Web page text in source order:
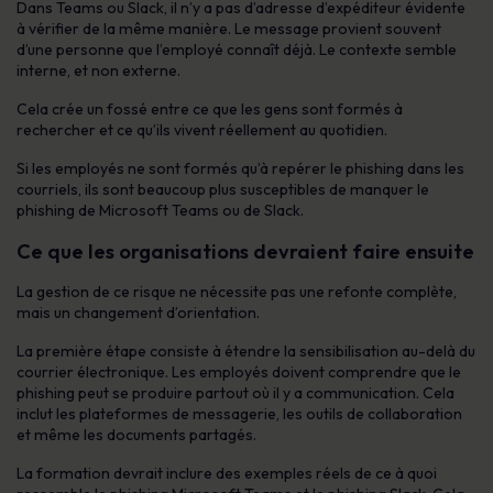
Dans Teams ou Slack, il n’y a pas d’adresse d’expéditeur évidente
à vérifier de la même manière. Le message provient souvent
d’une personne que l’employé connaît déjà. Le contexte semble
interne, et non externe.
Cela crée un fossé entre ce que les gens sont formés à
rechercher et ce qu’ils vivent réellement au quotidien.
Si les employés ne sont formés qu’à repérer le phishing dans les
courriels, ils sont beaucoup plus susceptibles de manquer le
phishing de Microsoft Teams ou de Slack.
Ce que les organisations devraient faire ensuite
La gestion de ce risque ne nécessite pas une refonte complète,
mais un changement d’orientation.
La première étape consiste à étendre la sensibilisation au-delà du
courrier électronique. Les employés doivent comprendre que le
phishing peut se produire partout où il y a communication. Cela
inclut les plateformes de messagerie, les outils de collaboration
et même les documents partagés.
La formation devrait inclure des exemples réels de ce à quoi